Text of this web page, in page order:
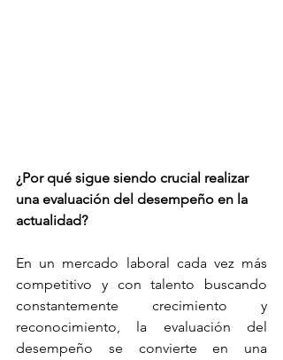
¿Por qué sigue siendo crucial realizar
una evaluación del desempeño en la
actualidad?
En un mercado laboral cada vez más
competitivo y con talento buscando
constantemente crecimiento y
reconocimiento, la evaluación del
desempeño se convierte en una